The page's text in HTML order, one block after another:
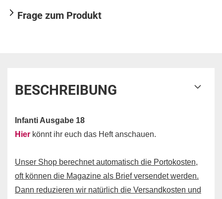
Frage zum Produkt
BESCHREIBUNG
Infanti Ausgabe 18
Hier könnt ihr euch das Heft anschauen.
Unser Shop berechnet automatisch die Portokosten,
oft können die Magazine als Brief versendet werden.
Dann reduzieren wir natürlich die Versandkosten und